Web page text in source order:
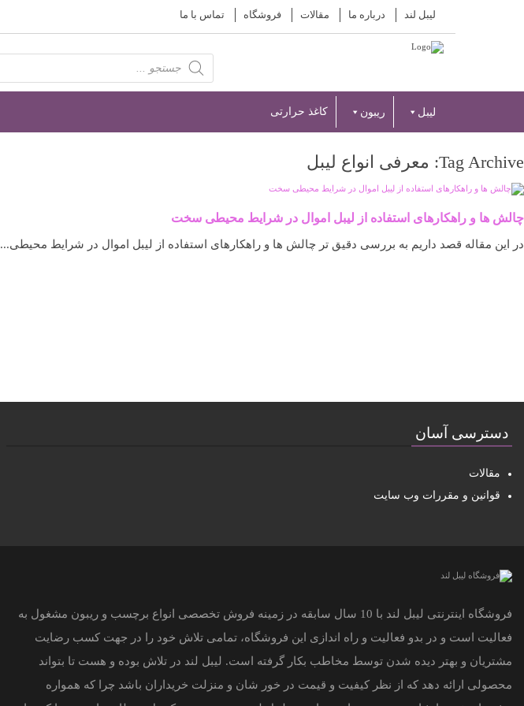
لیبل لند درباره ما مقالات فروشگاه تماس با ما
Products
search
لیبل ریبون کاغذ حرارتی
Tag Archive: معرفی انواع لیبل
چالش ‌ها و راهکارهای استفاده از لیبل اموال در شرایط محیطی سخت
در این مقاله قصد داریم به بررسی دقیق ‌تر چالش ‌ها و راهکارهای استفاده از لیبل اموال در شرایط محیطی...
دسترسی آسان
مقالات
قوانین و مقررات وب سایت
فروشگاه اینترنتی لیبل لند با 10 سال سابقه در زمینه فروش تخصصی انواع برچسب و ریبون مشغول به
فعالیت است و در بدو فعالیت و راه اندازی این فروشگاه، تمامی تلاش خود را در جهت کسب رضایت
مشتریان و بهتر دیده شدن توسط مخاطب بکار گرفته است. لیبل لند در تلاش بوده و هست تا بتواند
محصولی ارائه دهد که از نظر کیفیت و قیمت در خور شان و منزلت خریداران باشد چرا که همواره